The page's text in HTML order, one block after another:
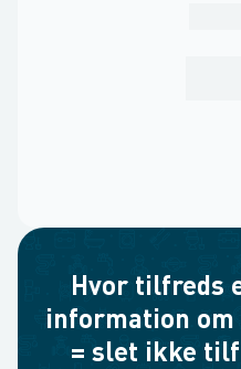
Hvor tilfreds
information om
= slet ikke